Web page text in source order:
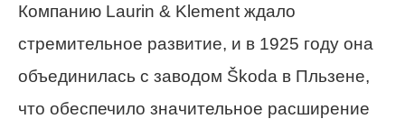
Компанию Laurin & Klement ждало
стремительное развитие, и в 1925 году она
объединилась с заводом Škoda в Пльзене,
что обеспечило значительное расширение